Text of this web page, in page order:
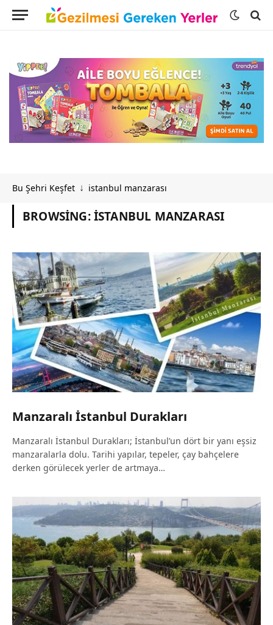
Bu Şehri Keşfet ↓ istanbul manzarası
BROWSING:ISTANBUL MANZARASI
Manzaralı İstanbul Durakları
Manzaralı İstanbul Durakları; İstanbul’un dört bir yanı eşsiz
manzaralarla dolu. Tarihi yapılar, tepeler, çay bahçelere
derken görülecek yerler de artmaya…